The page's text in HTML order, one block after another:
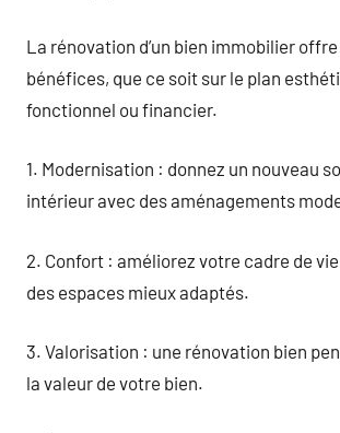
La rénovation d’un bien immobilier
bénéfices, que ce soit sur le plan
fonctionnel ou financier.
1. Modernisation : donnez un nouveau
intérieur avec des aménagements
2. Confort : améliorez votre cadre de
des espaces mieux adaptés.
3. Valorisation : une rénovation bien
la valeur de votre bien.